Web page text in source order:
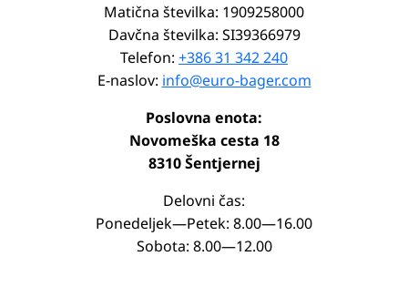
Matična številka: 1909258000
Davčna številka: SI39366979
Telefon: +386 31 342 240
E-naslov: info@euro-bager.com
Poslovna enota:
Novomeška cesta 18
8310 Šentjernej
Delovni čas:
Ponedeljek—Petek: 8.00—16.00
Sobota: 8.00—12.00